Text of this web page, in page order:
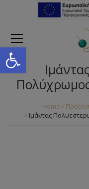
Open toolbar
Home
Ιμάντας